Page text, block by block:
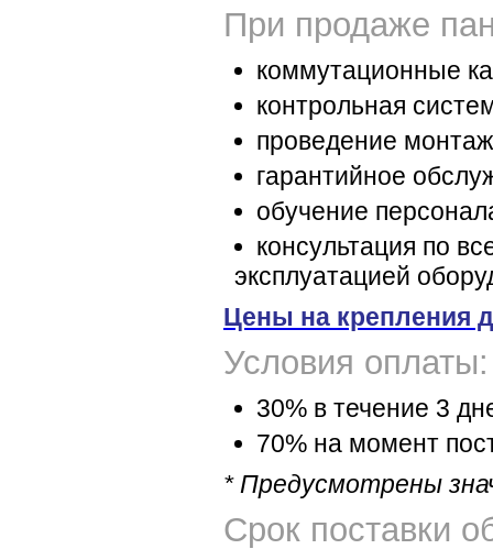
При продаже
коммутационные
контрольная
проведение
гарантийное
обучение
консультация по
эксплуатацией
Цены на крепления
Условия оплаты:
30% в течение 3
70% на момент
* Предусмотрены
Срок поставки